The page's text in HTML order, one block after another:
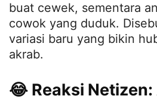
buat cewek, sementara
cowok yang duduk.
variasi baru yang bikin
akrab.
😂 Reaksi